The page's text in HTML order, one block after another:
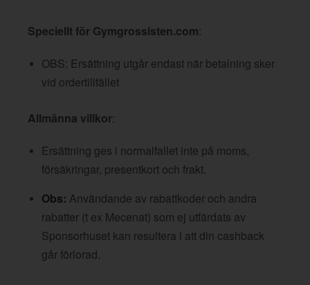
Speciellt för Gymgrossisten.com:
OBS: Ersättning utgår endast när betalning sker
vid ordertillfället
Allmänna villkor:
Ersättning ges i normalfallet inte på moms,
försäkringar, presentkort och frakt.
Obs: Användande av rabattkoder och andra
rabatter (t ex Mecenat) som ej utfärdats av
Sponsorhuset kan resultera i att din cashback
går förlorad.